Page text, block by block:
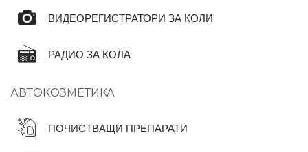
ВИДЕОРЕГИСТРАТОРИ ЗА КОЛИ
РАДИО ЗА КОЛА
АВТОКОЗМЕТИКА
ПОЧИСТВАЩИ ПРЕПАРАТИ